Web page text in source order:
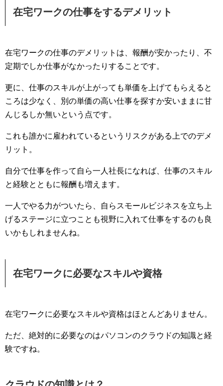
在宅ワークの仕事をするデメリット
在宅ワークの仕事のデメリットは、報酬が安かったり、不
定期でしか仕事がなかったりすることです。
更に、仕事のスキルが上がっても単価を上げてもらえると
ころは少なく、別の単価の高い仕事を探すか安いままに甘
んじるしか無いという点です。
これも誰かに雇われているというリスクがある上でのデメ
リット。
自分で仕事を作って自ら一人社長になれば、仕事のスキル
と経験とともに報酬も増えます。
一人でやる力がついたら、自らスモールビジネスを立ち上
げるステージに立つことも視野に入れて仕事をするのも良
いかもしれませんね。
在宅ワークに必要なスキルや資格
在宅ワークに必要なスキルや資格はほとんどありません。
ただ、絶対的に必要なのはパソコンのクラウドの知識と経
験ですね。